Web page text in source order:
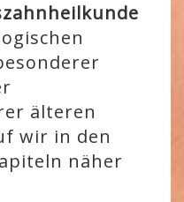
älteren
wir in den
näher